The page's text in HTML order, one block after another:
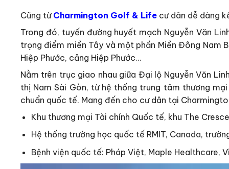
Cũng từ Charmington Golf & Life cư dân dễ dàng
Trong đó, tuyến đường huyết mạch Nguyễn Văn
trọng điểm miền Tây và một phần Miền Đông Nam
Hiệp Phước, cảng Hiệp Phước…
Nằm trên trục giao nhau giữa Đại lộ Nguyễn Văn
thị Nam Sài Gòn, từ hệ thống trung tâm thương
chuẩn quốc tế. Mang đến cho cư dân tại
Khu thương mại Tài chính Quốc tế, khu The
Hệ thống trường học quốc tế RMIT, Canada,
Bệnh viện quốc tế: Pháp Việt, Maple Healthcare,